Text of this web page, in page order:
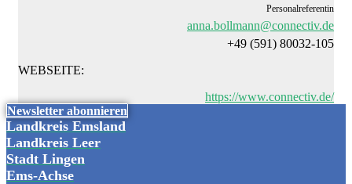
Personalreferentin
anna.bollmann@connectiv.de
+49 (591) 80032-105
WEBSEITE:
https://www.connectiv.de/
Newsletter abonnieren
Landkreis Emsland
Landkreis Leer
Stadt Lingen
Ems-Achse